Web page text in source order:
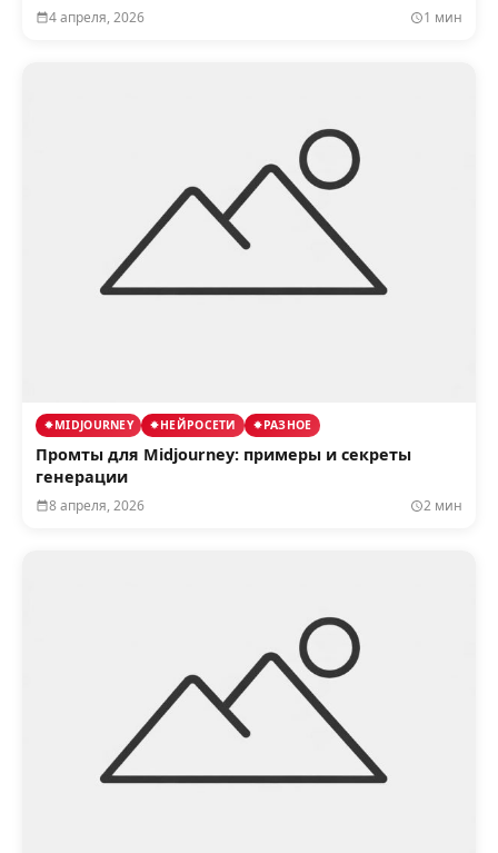
4 апреля, 2026 1 мин
MIDJOURNEY НЕЙРОСЕТИ РАЗНОЕ
Промты для Midjourney: примеры и секреты
генерации
8 апреля, 2026 2 мин